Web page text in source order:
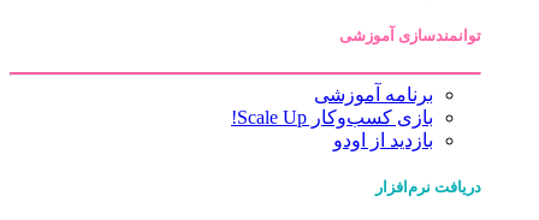
توانمندسازی آموزشی
برنامه آموزشی
بازی کسب‌وکار Scale Up!
بازدید از اودو
دریافت نرم‌افزار